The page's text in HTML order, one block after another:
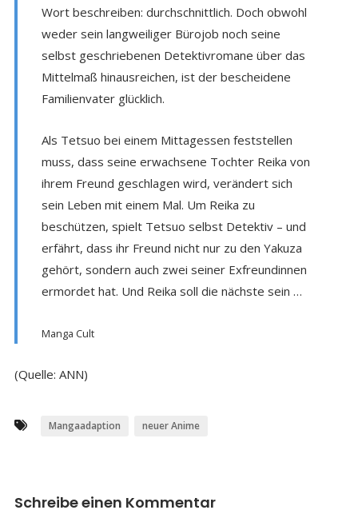
Wort beschreiben: durchschnittlich. Doch obwohl
weder sein langweiliger Bürojob noch seine
selbst geschriebenen Detektivromane über das
Mittelmaß hinausreichen, ist der bescheidene
Familienvater glücklich.
Als Tetsuo bei einem Mittagessen feststellen
muss, dass seine erwachsene Tochter Reika von
ihrem Freund geschlagen wird, verändert sich
sein Leben mit einem Mal. Um Reika zu
beschützen, spielt Tetsuo selbst Detektiv – und
erfährt, dass ihr Freund nicht nur zu den Yakuza
gehört, sondern auch zwei seiner Exfreundinnen
ermordet hat. Und Reika soll die nächste sein …
Manga Cult
(Quelle: ANN)
Mangaadaption neuer Anime
Schreibe einen Kommentar